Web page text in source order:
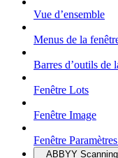
Vue d’ensemble
Menus de la
Barres d’outils de
Fenêtre Lots
Fenêtre Image
Fenêtre
ABBYY